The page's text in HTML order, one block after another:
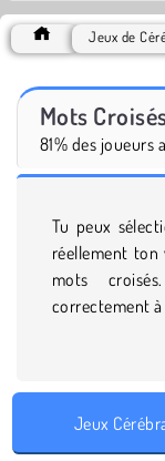
Jeux de
Mots
81% des joueurs
Tu peux
réellement ton
mots
correctement
Jeux